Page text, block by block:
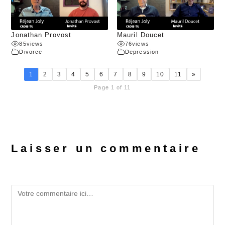
Jonathan Provost
85views
Divorce
Mauril Doucet
76views
Depression
1 2 3 4 5 6 7 8 9 10 11 »
Page 1 of 11
Laisser un commentaire